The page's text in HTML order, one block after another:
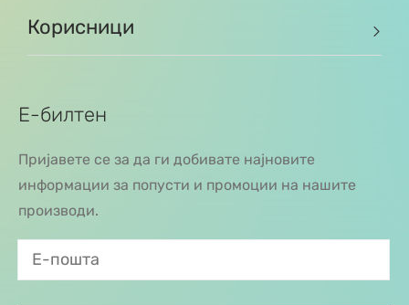
Корисници
Е-билтен
Пријавете се за да ги добивате најновите
информации за попусти и промоции на нашите
производи.